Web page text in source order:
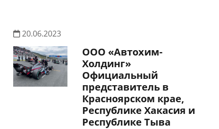
20.06.2023
ООО «Автохим-
Холдинг»
Официальный
представитель в
Красноярском крае,
Республике Хакасия и
Республике Тыва